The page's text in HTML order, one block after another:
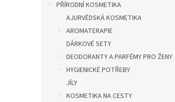
PŘÍRODNÍ KOSMETIKA
AJURVÉDSKÁ KOSMETIKA
AROMATERAPIE
DÁRKOVÉ SETY
DEODORANTY A PARFÉMY PRO ŽENY
HYGIENICKÉ POTŘEBY
JÍLY
KOSMETIKA NA CESTY